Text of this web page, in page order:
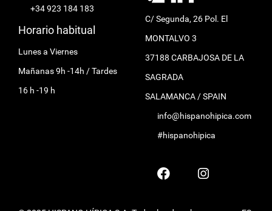
+34 923 184 183
Horario habitual
Lunes a Viernes
Mañanas 9h -14h / Tardes
16 h -19 h
C/ Segunda, 26 Pol. El
MONTALVO 3
37188 CARBAJOSA DE LA
SAGRADA
SALAMANCA / SPAIN
info@hispanohipica.com
#hispanohipica